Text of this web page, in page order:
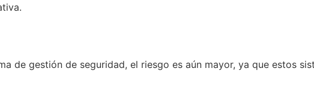
de gestión de seguridad, el riesgo es aún mayor, ya que estos